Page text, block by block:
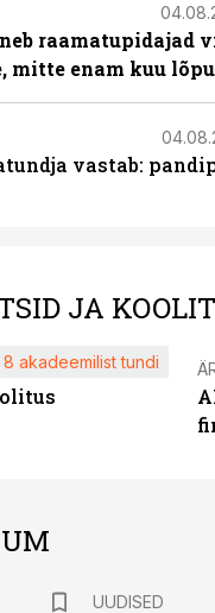
raamatupidajad
mitte enam kuu
vastab:
JA
8 akadeemilist tundi
UUDISED